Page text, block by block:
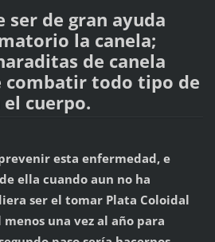
ser de gran ayuda
la canela;
de canela
combatir todo tipo de
cuerpo.
esta enfermedad, e
ella cuando aun no ha
ser el tomar Plata Coloidal
una vez al año para